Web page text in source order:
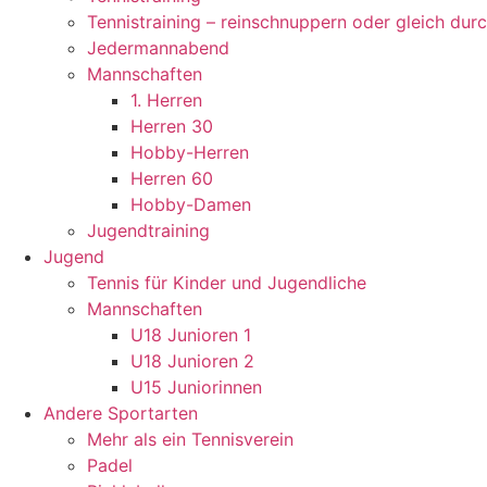
Tennistraining – reinschnuppern oder gleich
Jedermannabend
Mannschaften
1. Herren
Herren 30
Hobby-Herren
Herren 60
Hobby-Damen
Jugendtraining
Jugend
Tennis für Kinder und Jugendliche
Mannschaften
U18 Junioren 1
U18 Junioren 2
U15 Juniorinnen
Andere Sportarten
Mehr als ein Tennisverein
Padel